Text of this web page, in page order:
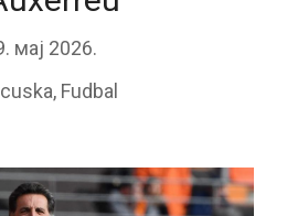
мај 2026.
, Fudbal